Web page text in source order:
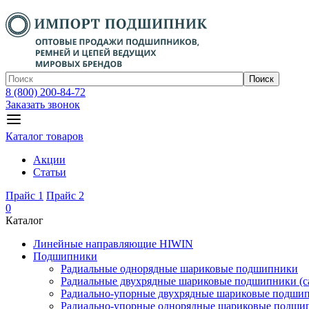
Поиск
8 (800) 200-84-72
Заказать звонок
Каталог товаров
Акции
Статьи
Прайс 1 Прайс 2
0
Каталог
Линейные направляющие HIWIN
Подшипники
Радиальные однорядные шариковые подшипники
Радиальные двухрядные шариковые подшипники
Радиально-упорные двухрядные шариковые
Радиально-упорные однорядные шариковые